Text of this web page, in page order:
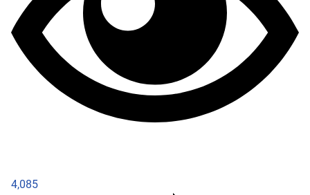
4,085